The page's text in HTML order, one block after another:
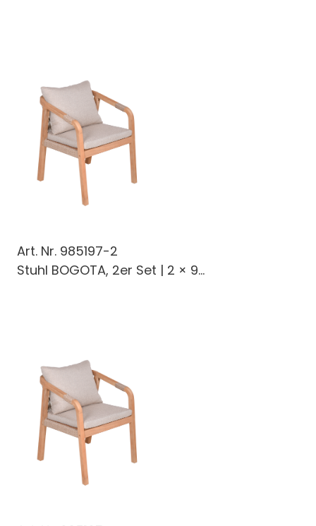
Art. Nr. 985197-2
Stuhl BOGOTA, 2er Set | 2 × 9...